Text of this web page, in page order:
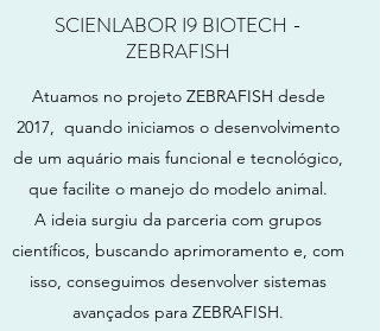
SCIENLABOR I9 BIOTECH -
ZEBRAFISH
Atuamos no projeto ZEBRAFISH desde
2017, quando iniciamos o desenvolvimento
de um aquário mais funcional e tecnológico,
que facilite o manejo do modelo animal.
A ideia surgiu da parceria com grupos
científicos, buscando aprimoramento e, com
isso, conseguimos desenvolver sistemas
avançados para ZEBRAFISH.